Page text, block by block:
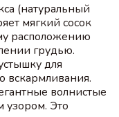
(натуральный
мягкий сосок
расположению
грудью.
для
вскармливания.
волнистые
Это